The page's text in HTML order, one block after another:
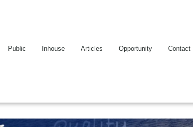
Public Inhouse Articles Opportunity Contact